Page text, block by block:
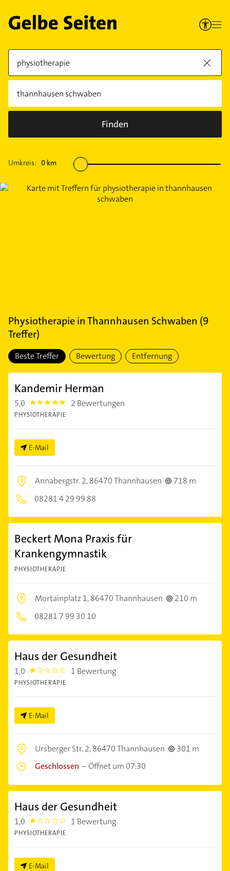
Finden
Umkreis: 0 km
PhysiotherapieinThannhausen Schwaben (9
Treffer)
Beste Treffer Bewertung Entfernung
Kandemir Herman
5,0 5.0 2 Bewertungen
PHYSIOTHERAPIE
E-Mail
Annabergstr. 2,86470 Thannhausen
718 m
08281 4 29 99 88
Beckert Mona Praxis für
Krankengymnastik
PHYSIOTHERAPIE
Mortainplatz 1,86470 Thannhausen
210 m
08281 7 99 30 10
Haus der Gesundheit
1,0 1.0 1 Bewertung
PHYSIOTHERAPIE
E-Mail
Ursberger Str. 2,86470 Thannhausen
301 m
Geschlossen –Öffnet um 07:30
Haus der Gesundheit
1,0 1.0 1 Bewertung
PHYSIOTHERAPIE
E-Mail